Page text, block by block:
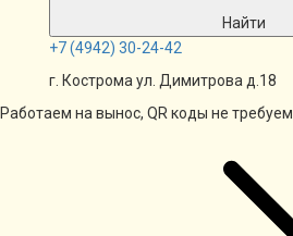
Найти
+7(4942) 30-24-42
г. Кострома ул. Димитрова д.18
Работаем на вынос, QR коды не требуем.